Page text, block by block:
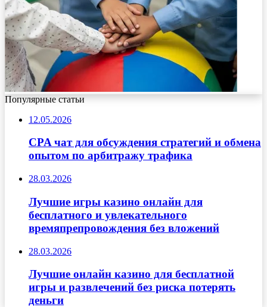
Популярные статьи
12.05.2026
CPA чат для обсуждения стратегий и обмена
опытом по арбитражу трафика
28.03.2026
Лучшие игры казино онлайн для
бесплатного и увлекательного
времяпрепровождения без вложений
28.03.2026
Лучшие онлайн казино для бесплатной
игры и развлечений без риска потерять
деньги